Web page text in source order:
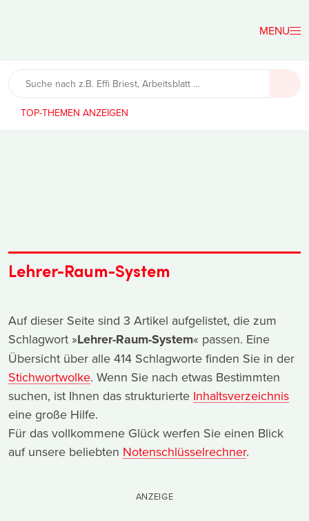
Lehrerfreund
TOP-THEMEN
Lehrer-Raum-System
Auf dieser Seite sind 3 Artikel aufgelistet, die zum
Schlagwort »Lehrer-Raum-System« passen. Eine
Übersicht über alle 414 Schlagworte finden Sie in der
Stichwortwolke. Wenn Sie nach etwas Bestimmten
suchen, ist Ihnen das strukturierte Inhaltsverzeichnis
eine große Hilfe.
Für das vollkommene Glück werfen Sie einen Blick
auf unsere beliebten Notenschlüsselrechner.
ANZEIGE